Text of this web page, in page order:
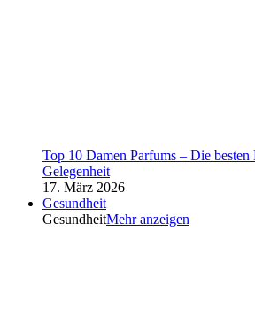
Top 10 Damen Parfums – Die
Gelegenheit
17. März 2026
Gesundheit
GesundheitMehr anzeigen